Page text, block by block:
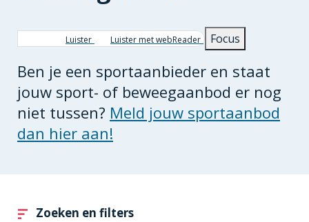
Luister Luister met webReader Focus
Ben je een sportaanbieder en staat
jouw sport- of beweegaanbod er nog
niet tussen? Meld jouw sportaanbod
dan hier aan!
Zoeken en filters